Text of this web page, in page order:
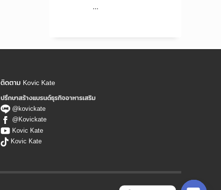
...
ติดตาม Kovic Kate
ปรึกษาสร้างแบรนด์ธุรกิจอาหารเสริม
@kovickate
@Kovickate
Kovic Kate
Kovic Kate